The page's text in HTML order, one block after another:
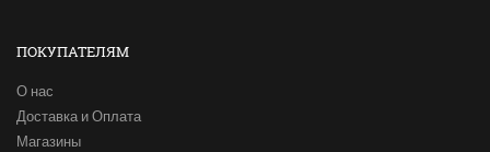
ПОКУПАТЕЛЯМ
О нас
Доставка и Оплата
Магазины